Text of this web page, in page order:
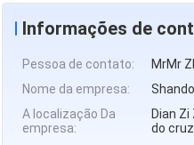
Informações de
Pessoa de contato:
MrMr
Nome da empresa:
A localização Da
empresa:
Dian
do